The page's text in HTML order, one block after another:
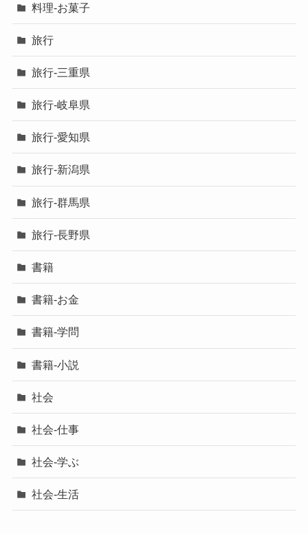
料理-お菓子
旅行
旅行-三重県
旅行-岐阜県
旅行-愛知県
旅行-新潟県
旅行-群馬県
旅行-長野県
書籍
書籍-お金
書籍-学問
書籍-小説
社会
社会-仕事
社会-学ぶ
社会-生活